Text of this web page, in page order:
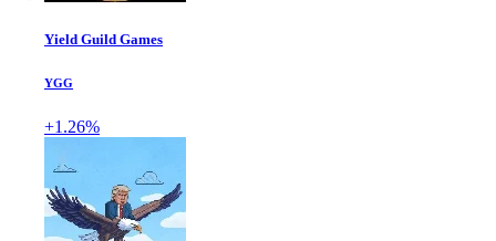
Yield Guild Games
YGG
+1.26%